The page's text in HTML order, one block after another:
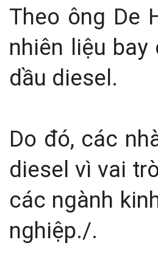
Theo ông De
nhiên liệu
dầu diesel.
Do đó, các
diesel vì vai
các ngành
nghiệp./.